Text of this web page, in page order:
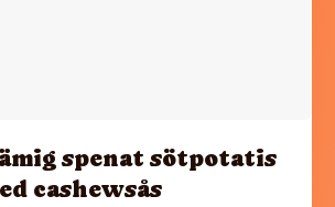
spenat sötpotatis
cashewsås